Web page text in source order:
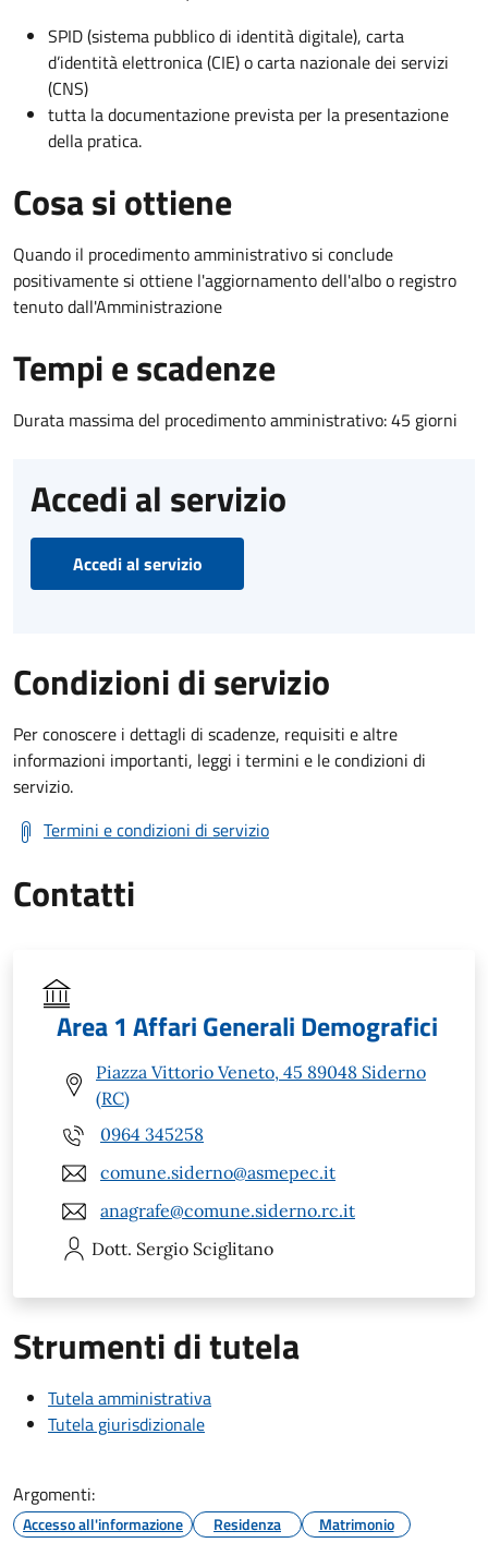
SPID (sistema pubblico di identità digitale), carta
d’identità elettronica (CIE) o carta nazionale dei servizi
(CNS)
tutta la documentazione prevista per la presentazione
della pratica.
Cosa si ottiene
Quando il procedimento amministrativo si conclude
positivamente si ottiene l'aggiornamento dell'albo o registro
tenuto dall'Amministrazione
Tempi e scadenze
Durata massima del procedimento amministrativo: 45 giorni
Accedi al servizio
Accedi al servizio
Condizioni di servizio
Per conoscere i dettagli di scadenze, requisiti e altre
informazioni importanti, leggi i termini e le condizioni di
servizio.
Termini e condizioni di servizio
Contatti
Area 1 Affari Generali Demografici
Piazza Vittorio Veneto, 45 89048 Siderno
(RC)
0964 345258
comune.siderno@asmepec.it
anagrafe@comune.siderno.rc.it
Dott. Sergio Sciglitano
Strumenti di tutela
Tutela amministrativa
Tutela giurisdizionale
Argomenti:
Accesso all'informazione Residenza Matrimonio